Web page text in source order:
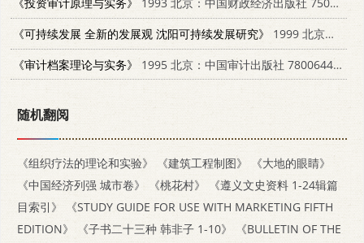
《可持续发展 全新的发展观 沈阳可持续发展研究》
1999 北京：中国环境科学出版社 7801358961
《审计档案理论与实务》
1995 北京：中国审计出版社 7800644014
随机翻阅
《组织疗法的理论和实验》 《建筑工程制图》
《大地的眼睛》
《中国经济列强 城市卷》
《桃花村》
《遵义文史资料 1-24辑篇
目索引》
《STUDY GUIDE FOR USE WITH MARKETING FIFTH
EDITION》
《子书二十三种 韩非子 1-10》 《BULLETIN OF THE